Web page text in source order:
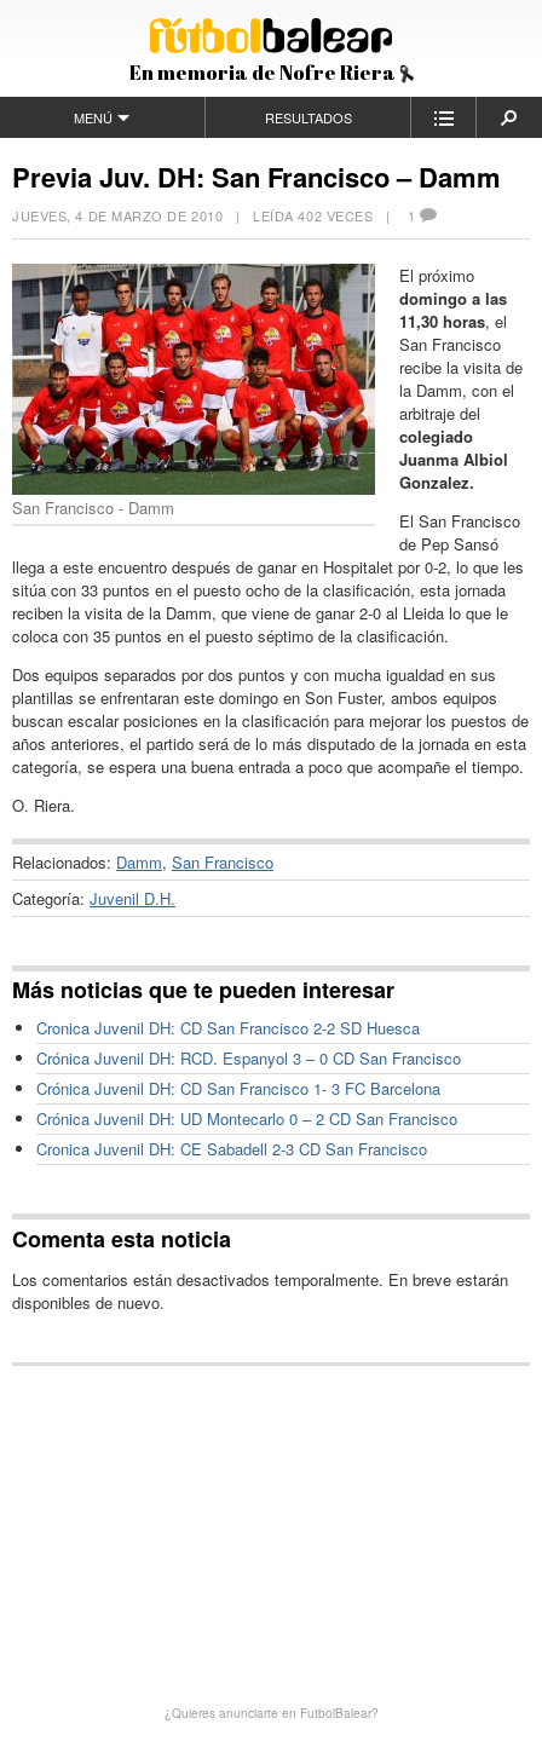
En memoria de Nofre Riera
MENÚ RESULTADOS
Previa Juv. DH: San Francisco – Damm
JUEVES, 4 DE MARZO DE 2010 | LEÍDA 402 VECES | 1
San Francisco - Damm
El próximo
domingo a las
11,30 horas, el
San Francisco
recibe la visita de
la Damm, con el
arbitraje del
colegiado
Juanma Albiol
Gonzalez.
El San Francisco
de Pep Sansó
llega a este encuentro después de ganar en Hospitalet por 0-2, lo que les
sitúa con 33 puntos en el puesto ocho de la clasificación, esta jornada
reciben la visita de la Damm, que viene de ganar 2-0 al Lleida lo que le
coloca con 35 puntos en el puesto séptimo de la clasificación.
Dos equipos separados por dos puntos y con mucha igualdad en sus
plantillas se enfrentaran este domingo en Son Fuster, ambos equipos
buscan escalar posiciones en la clasificación para mejorar los puestos de
años anteriores, el partido será de lo más disputado de la jornada en esta
categoría, se espera una buena entrada a poco que acompañe el tiempo.
O. Riera.
Relacionados: Damm, San Francisco
Categoría: Juvenil D.H.
Más noticias que te pueden interesar
Cronica Juvenil DH: CD San Francisco 2-2 SD Huesca
Crónica Juvenil DH: RCD. Espanyol 3 – 0 CD San Francisco
Crónica Juvenil DH: CD San Francisco 1- 3 FC Barcelona
Crónica Juvenil DH: UD Montecarlo 0 – 2 CD San Francisco
Cronica Juvenil DH: CE Sabadell 2-3 CD San Francisco
Comenta esta noticia
Los comentarios están desactivados temporalmente. En breve estarán
disponibles de nuevo.
¿Quieres anunciarte en FutbolBalear?